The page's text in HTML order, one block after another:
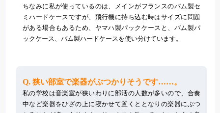
ちなみに私が使っているのは、メインがフランスのバム製セ
ミハードケースですが、飛行機に持ち込む時はサイズに問題
がある場合もあるため、ヤマハ製パックケースと、バム製パ
ックケース、バム製ハードケースを使い分けています。
Q. 狭い部室で楽器がぶつかりそうです……。
私の学校は音楽室が狭いわりに部活の人数が多いので、合奏
中など楽器をひざの上に寝かせて置くととなりの楽器にぶつ